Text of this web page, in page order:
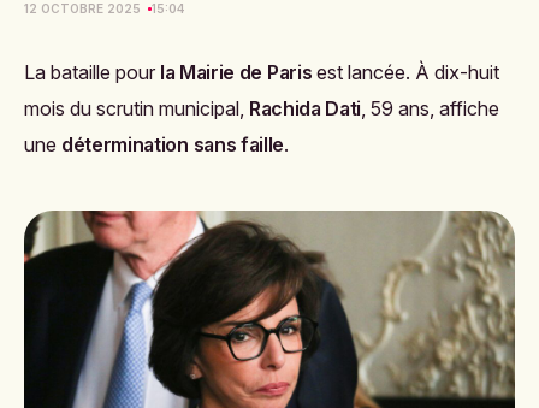
12 OCTOBRE 2025
15:04
La bataille pour la Mairie de Paris est lancée. À dix-huit
mois du scrutin municipal, Rachida Dati, 59 ans, affiche
une détermination sans faille.